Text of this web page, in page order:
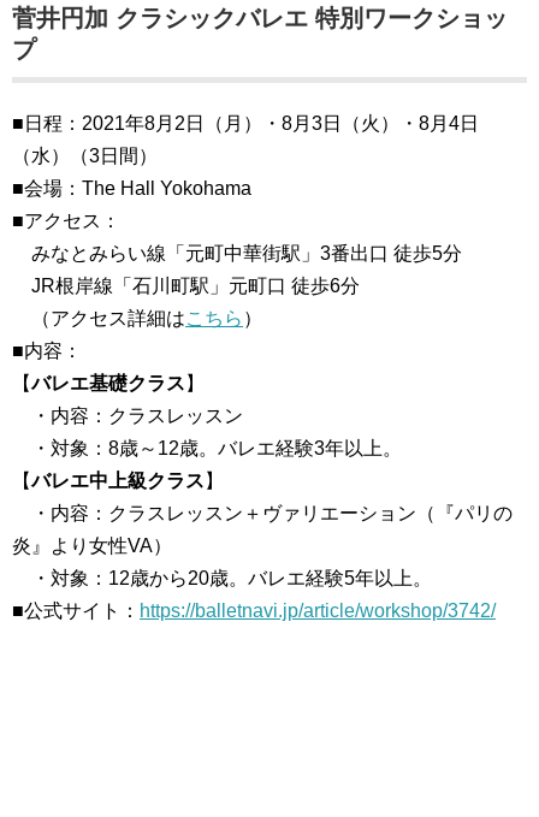
菅井円加 クラシックバレエ 特別ワークショッ
プ
■日程：2021年8月2日（月）・8月3日（火）・8月4日
（水）（3日間）
■会場：The Hall Yokohama
■アクセス：
みなとみらい線「元町中華街駅」3番出口 徒歩5分
JR根岸線「石川町駅」元町口 徒歩6分
（アクセス詳細はこちら ）
■内容：
【バレエ基礎クラス 】
・内容：クラスレッスン
・対象：8歳～12歳。バレエ経験3年以上。
【バレエ中上級クラス 】
・内容：クラスレッスン＋ヴァリエーション（『パリの
炎』より女性VA）
・対象：12歳から20歳。バレエ経験5年以上。
■公式サイト： https://balletnavi.jp/article/workshop/3742/